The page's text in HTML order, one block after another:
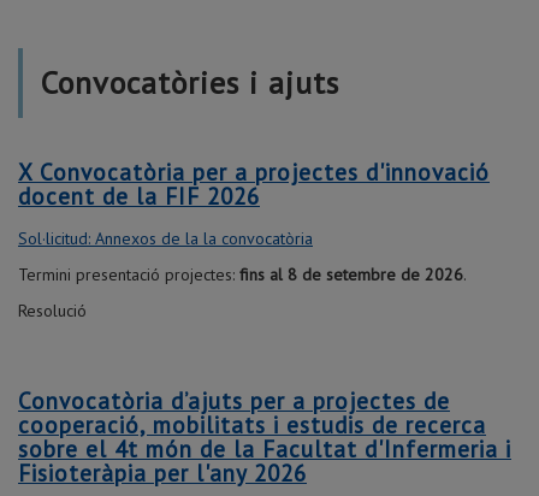
Convocatòries i ajuts
X Convocatòria per a projectes d'innovació
docent de la FIF 2026
Sol·licitud: Annexos de la la convocatòria
Termini presentació projectes: fins al 8 de setembre de 2026.
Resolució
Convocatòria d’ajuts per a projectes de
cooperació, mobilitats i estudis de recerca
sobre el 4t món de la Facultat d'Infermeria i
Fisioteràpia per l'any 2026